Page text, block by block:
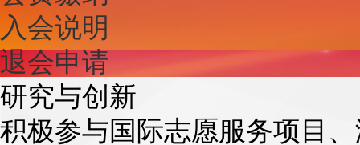
入会说明
退会申请
研究与创新
积极参与国际志愿服务项目